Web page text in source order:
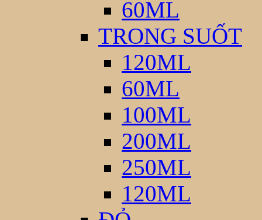
60ML
TRONG SUỐT
120ML
60ML
100ML
200ML
250ML
120ML